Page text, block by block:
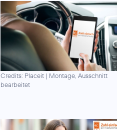
Credits: Placeit | Montage, Ausschnitt
bearbeitet